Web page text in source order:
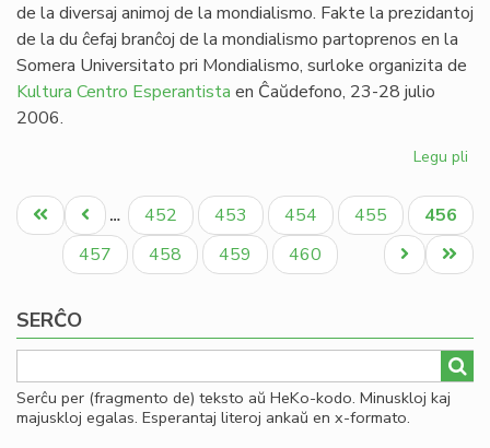
de la diversaj animoj de la mondialismo. Fakte la prezidantoj
de la du ĉefaj branĉoj de la mondialismo partoprenos en la
Somera Universitato pri Mondialismo, surloke organizita de
Kultura Centro Esperantista en Ĉaŭdefono, 23-28 julio
2006.
Legu pli
pri
Pagination
Unua
paĝo
Antaŭa
paĝo
… Paĝo
452 Paĝo
453 Paĝo
454 Paĝo
455
Aktuala
paĝo
456
Paĝo
457 Paĝo
458 Paĝo
459 Paĝo
460
Last
page
Next
page
SERĈO
Serĉu per (fragmento de) teksto aŭ HeKo-kodo. Minuskloj kaj
majuskloj egalas. Esperantaj literoj ankaŭ en x-formato.